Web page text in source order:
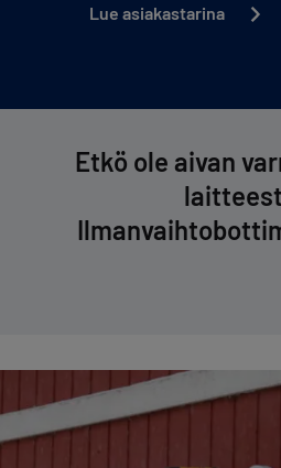
Lue asiakastarina
Etkö ole aivan